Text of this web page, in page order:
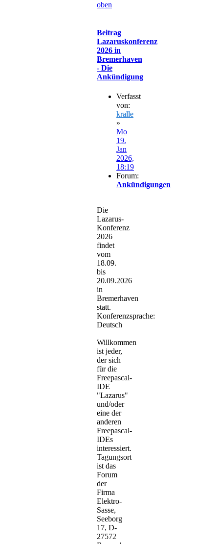
oben
Beitrag
Lazaruskonferenz
2026 in
Bremerhaven
- Die
Ankündigung
Verfasst
von:
kralle
»
Mo
19.
Jan
2026,
18:19
Forum:
Ankündigungen
Die
Lazarus-
Konferenz
2026
findet
vom
18.09.
bis
20.09.2026
in
Bremerhaven
statt.
Konferenzsprache:
Deutsch
Willkommen
ist jeder,
der sich
für die
Freepascal-
IDE
"Lazarus"
und/oder
eine der
anderen
Freepascal-
IDEs
interessiert.
Tagungsort
ist das
Forum
der
Firma
Elektro-
Sasse,
Seeborg
17, D-
27572